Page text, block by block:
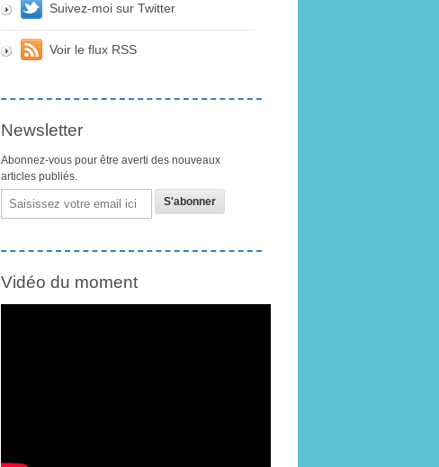
Suivez-moi sur Twitter
Voir le flux RSS
Newsletter
Abonnez-vous pour être averti des nouveaux
articles publiés.
Email
Vidéo du moment